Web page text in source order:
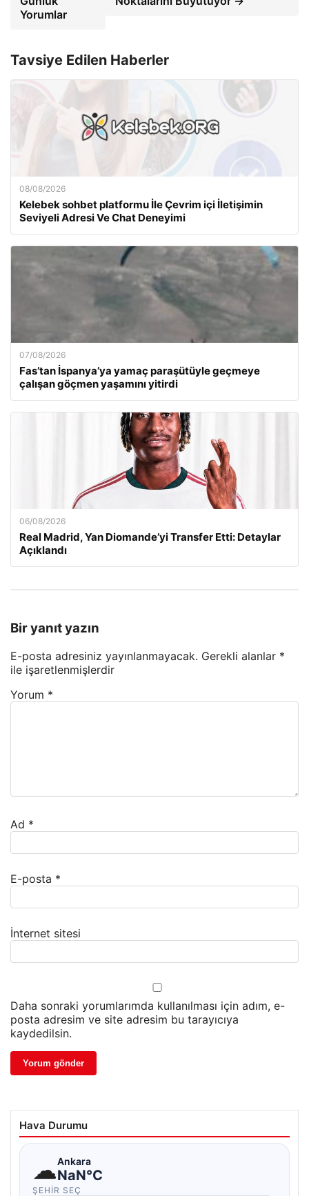
Yorumlar
Tavsiye Edilen Haberler
08/08/2026
Kelebek sohbet platformu İle Çevrim içi İletişimin
Seviyeli Adresi Ve Chat Deneyimi
07/08/2026
Fas’tan İspanya’ya yamaç paraşütüyle geçmeye
çalışan göçmen yaşamını yitirdi
06/08/2026
Real Madrid, Yan Diomande’yi Transfer Etti: Detaylar
Açıklandı
Bir yanıt yazın
E-posta adresiniz yayınlanmayacak. Gerekli alanlar *
ile işaretlenmişlerdir
Yorum *
Ad *
E-posta *
İnternet sitesi
Daha sonraki yorumlarımda kullanılması için adım, e-
posta adresim ve site adresim bu tarayıcıya
kaydedilsin.
Hava Durumu
☁Ankara
NaN°C
ŞEHIR SEÇ